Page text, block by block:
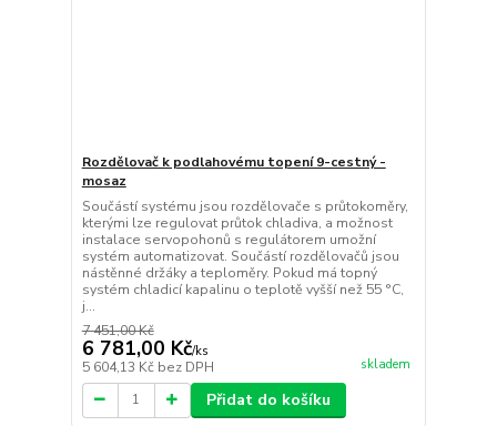
Rozdělovač k podlahovému topení 9-cestný -
mosaz
Součástí systému jsou rozdělovače s průtokoměry,
kterými lze regulovat průtok chladiva, a možnost
instalace servopohonů s regulátorem umožní
systém automatizovat. Součástí rozdělovačů jsou
nástěnné držáky a teploměry. Pokud má topný
systém chladicí kapalinu o teplotě vyšší než 55 °C,
j...
7 451,00 Kč
6 781,00 Kč/ks
5 604,13 Kč bez DPH skladem
Přidat do košíku